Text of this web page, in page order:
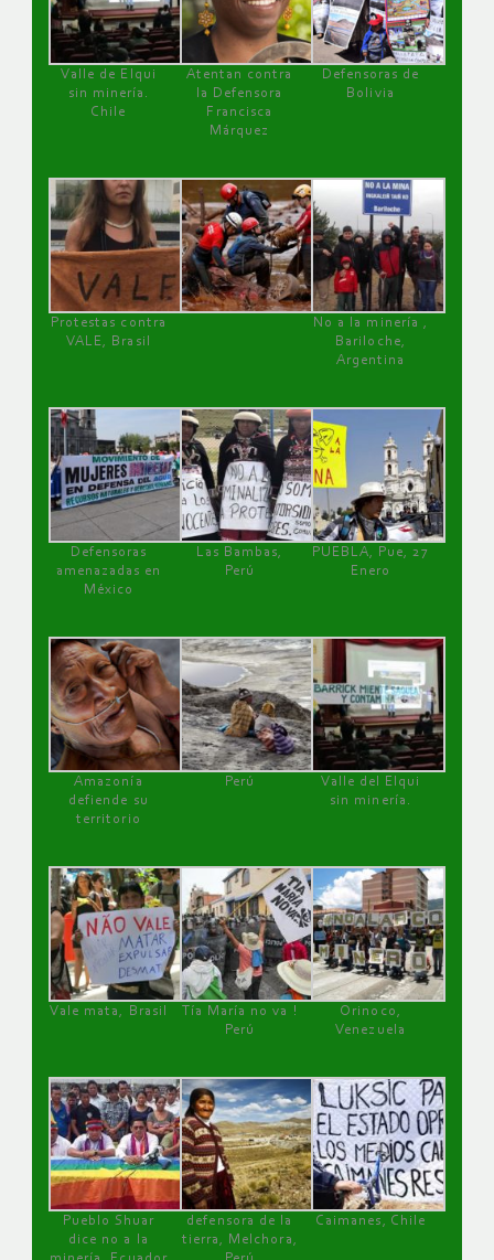
Valle de Elqui
sin minería.
Chile
Atentan contra
la Defensora
Francisca
Márquez
Defensoras de
Bolivia
Protestas contra
VALE, Brasil
No a la minería ,
Bariloche,
Argentina
Defensoras
amenazadas en
México
Las Bambas,
Perú
PUEBLA, Pue, 27
Enero
Amazonía
defiende su
territorio
Perú
Valle del Elqui
sin minería.
Vale mata, Brasil
Tía María no va !
Perú
Orinoco,
Venezuela
Pueblo Shuar
dice no a la
defensora de la
tierra, Melchora,
Caimanes, Chile